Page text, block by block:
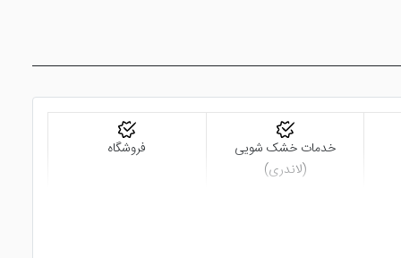
خدمات خشک شویی
(لاندری)
فروشگاه